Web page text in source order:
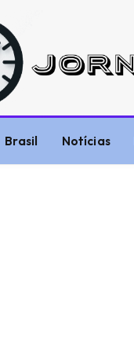
Brasil Notícias